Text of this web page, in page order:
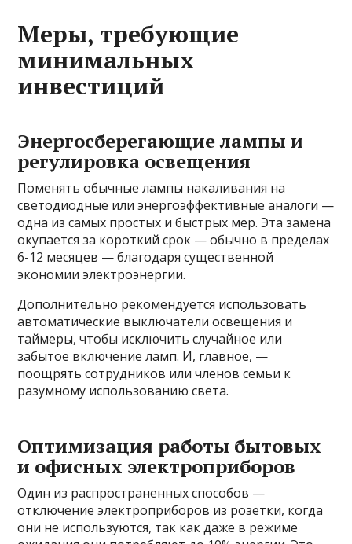
Меры, требующие
минимальных
инвестиций
Энергосберегающие лампы и
регулировка освещения
Поменять обычные лампы накаливания на
светодиодные или энергоэффективные аналоги —
одна из самых простых и быстрых мер. Эта замена
окупается за короткий срок — обычно в пределах
6-12 месяцев — благодаря существенной
экономии электроэнергии.
Дополнительно рекомендуется использовать
автоматические выключатели освещения и
таймеры, чтобы исключить случайное или
забытое включение ламп. И, главное, —
поощрять сотрудников или членов семьи к
разумному использованию света.
Оптимизация работы бытовых
и офисных электроприборов
Один из распространенных способов —
отключение электроприборов из розетки, когда
они не используются, так как даже в режиме